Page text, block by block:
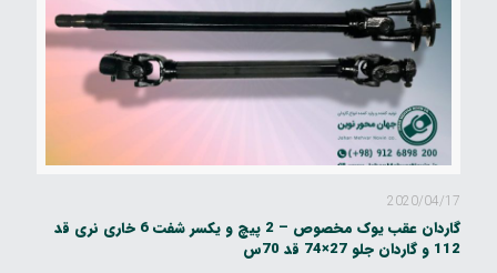
2020/04/17
گاردان عقب یوک مخصوص – 2 پیچ و یکسر شفت 6 خاری نری قد
112 و گاردان جلو 27×74 قد 70س